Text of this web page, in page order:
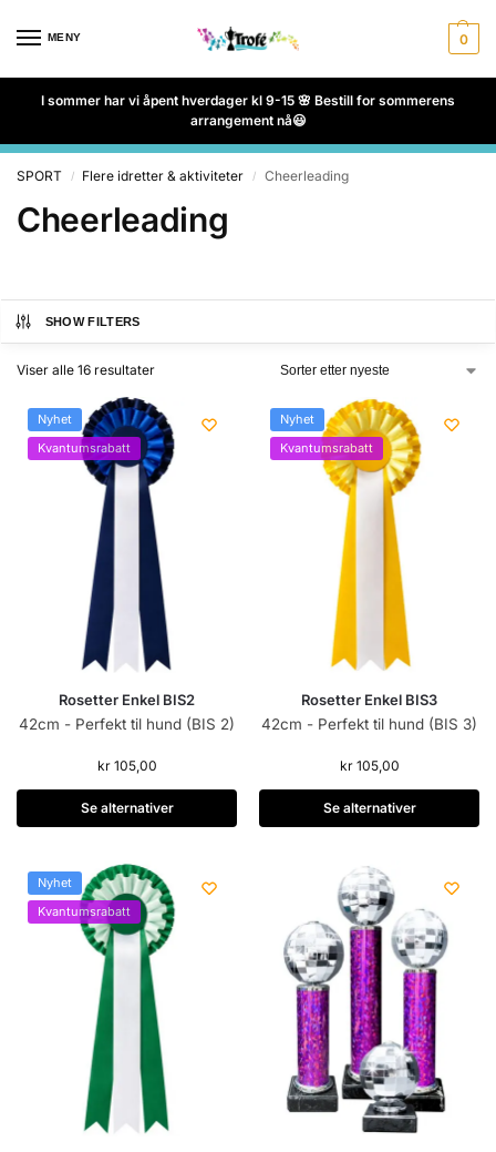
MENY 0
I sommer har vi åpent hverdager kl 9-15 🌸 Bestill for sommerens
arrangement nå😃
SPORT / Flere idretter & aktiviteter / Cheerleading
Cheerleading
SHOW FILTERS
Viser alle 16 resultater
Nyhet
Kvantumsrabatt
Rosetter Enkel BIS2
42cm - Perfekt til hund (BIS 2)
kr105,00
Se alternativer
Nyhet
Kvantumsrabatt
Rosetter Enkel BIS3
42cm - Perfekt til hund (BIS 3)
kr105,00
Se alternativer
Nyhet
Kvantumsrabatt